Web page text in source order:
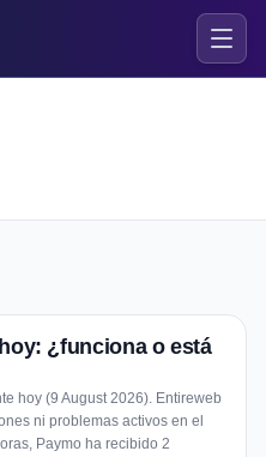
¿funciona o está
hoy (9 August 2026). Entireweb
ni problemas activos en el
Paymo ha recibido 2